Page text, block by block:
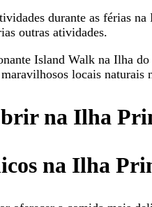
durante as férias
outras atividades.
Island Walk na Ilha
maravilhosos locais
na Ilha
na Ilha